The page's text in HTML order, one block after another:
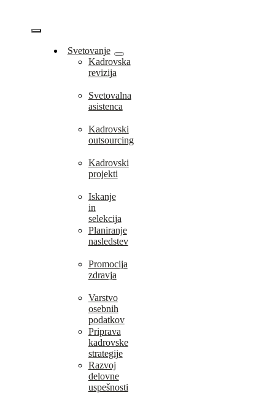
content
Vklopi/Izklopi
navigacijo
Svetovanje
Kadrovska
revizija
Svetovalna
asistenca
Kadrovski
outsourcing
Kadrovski
projekti
Iskanje
in
selekcija
Planiranje
nasledstev
Promocija
zdravja
Varstvo
osebnih
podatkov
Priprava
kadrovske
strategije
Razvoj
delovne
uspešnosti